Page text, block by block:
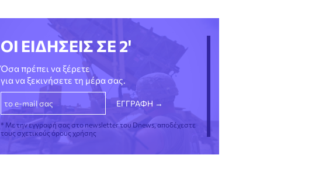
ΟΙ ΕΙΔΗΣΕΙΣ ΣΕ 2'
Όσα πρέπει να ξέρετε
για να ξεκινήσετε τη μέρα σας.
* Με την εγγραφή σας στο newsletter του Dnews, αποδέχεστε
τους σχετικούς όρους χρήσης